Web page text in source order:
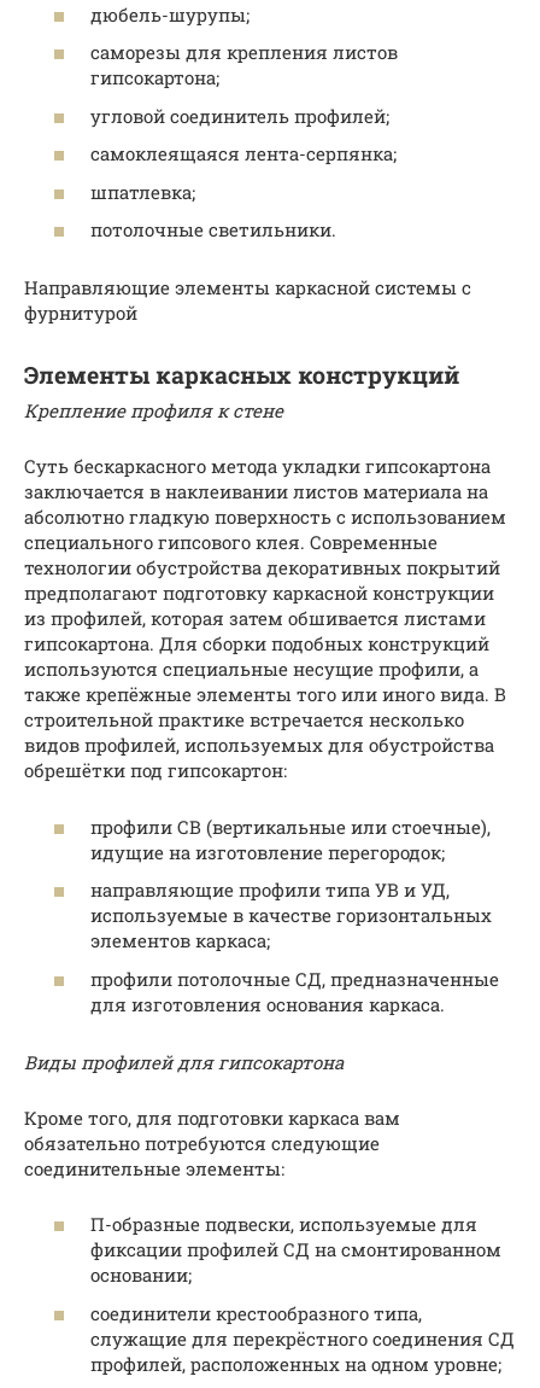
дюбель-шурупы;
саморезы для крепления листов
гипсокартона;
угловой соединитель профилей;
самоклеящаяся лента-серпянка;
шпатлевка;
потолочные светильники.
Направляющие элементы каркасной системы с
фурнитурой
Элементы каркасных конструкций
Крепление профиля к стене
Суть бескаркасного метода укладки гипсокартона
заключается в наклеивании листов материала на
абсолютно гладкую поверхность с использованием
специального гипсового клея. Современные
технологии обустройства декоративных покрытий
предполагают подготовку каркасной конструкции
из профилей, которая затем обшивается листами
гипсокартона. Для сборки подобных конструкций
используются специальные несущие профили, а
также крепёжные элементы того или иного вида. В
строительной практике встречается несколько
видов профилей, используемых для обустройства
обрешётки под гипсокартон:
профили СВ (вертикальные или стоечные),
идущие на изготовление перегородок;
направляющие профили типа УВ и УД,
используемые в качестве горизонтальных
элементов каркаса;
профили потолочные СД, предназначенные
для изготовления основания каркаса.
Виды профилей для гипсокартона
Кроме того, для подготовки каркаса вам
обязательно потребуются следующие
соединительные элементы:
П-образные подвески, используемые для
фиксации профилей СД на смонтированном
основании;
соединители крестообразного типа,
служащие для перекрёстного соединения СД
профилей, расположенных на одном уровне;